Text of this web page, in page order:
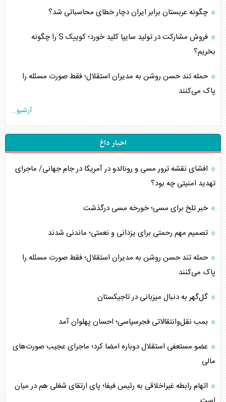
چگونه عربستان برابر ایران دچار خطای محاسباتی شد؟
فروش مشارکت در تولید سایپا کلید خورد؛ کوییک S را چگونه
بخریم؟
حمله تند حسن روشن به مدیران استقلال؛ فقط صورت مسئله را
پاک می‌کنند
آرشیو...
اخبار داغ
افشای نقشه ترور مسی و رونالدو در آمریکا در جام جهانی/ ماجرای
تهدید امنیتی چه بود؟
خبر تلخ برای مسی؛ خورخه مسی درگذشت
تصمیم مهم رحمتی برای یزدانی و نعمتی؛ ماندنی شدند
حمله تند حسن روشن به مدیران استقلال؛ فقط صورت مسئله را
پاک می‌کنند
گل‌گهر به دنبال میزبانی در تاجیکستان
بمب نقل‌وانتقالاتی فجرسپاسی؛ احسان پهلوان آمد
عضو مستعفی استقلال دوباره امضا کرد؛ ماجرای عجیب صورت‌های
مالی
اتهام رابطه غیراخلاقی به رئیس فیفا؛ پای ارتقای شغلی هم در میان